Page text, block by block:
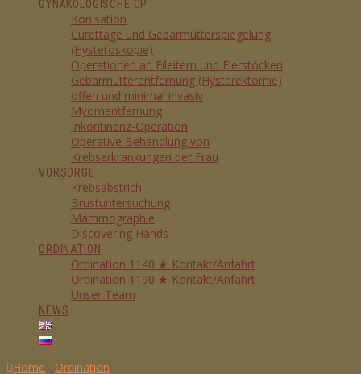
GYNÄKOLOGISCHE OP
Konisation
Curettage und Gebärmutterspiegelung
(Hysteroskopie)
Operationen an Eileitern und Eierstöcken
Gebärmutterentfernung (Hysterektomie)
offen und minimal invasiv
Myomentfernung
Inkontinenz-Operation
Operative Behandlung von
Krebserkrankungen der Frau
VORSORGE
Krebsabstrich
Brustuntersuchung
Mammographie
Discovering Hands
ORDINATION
Ordination 1140 ★ Kontakt/Anfahrt
Ordination 1190 ★ Kontakt/Anfahrt
Unser Team
NEWS
Home Ordination